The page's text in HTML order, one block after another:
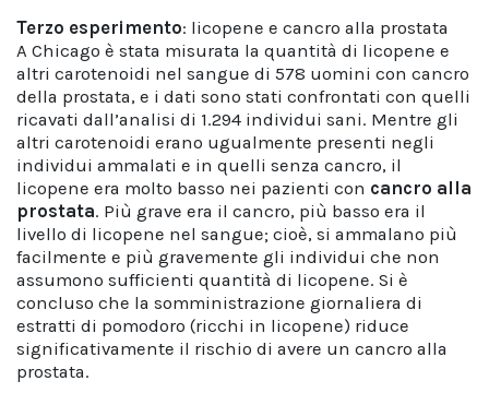
Terzo esperimento: licopene e cancro alla prostata
A Chicago è stata misurata la quantità di licopene e
altri carotenoidi nel sangue di 578 uomini con cancro
della prostata, e i dati sono stati confrontati con quelli
ricavati dall’analisi di 1.294 individui sani. Mentre gli
altri carotenoidi erano ugualmente presenti negli
individui ammalati e in quelli senza cancro, il
licopene era molto basso nei pazienti con cancro alla
prostata. Più grave era il cancro, più basso era il
livello di licopene nel sangue; cioè, si ammalano più
facilmente e più gravemente gli individui che non
assumono sufficienti quantità di licopene. Si è
concluso che la somministrazione giornaliera di
estratti di pomodoro (ricchi in licopene) riduce
significativamente il rischio di avere un cancro alla
prostata.